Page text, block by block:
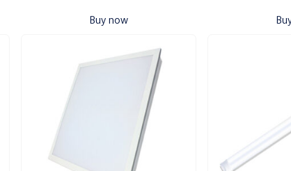
Buy now